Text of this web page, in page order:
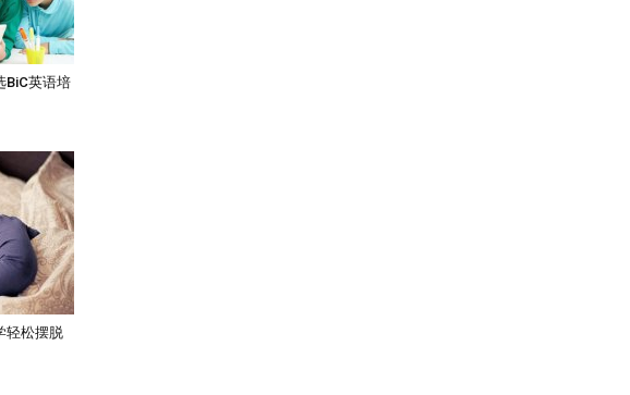
BiC英语培
轻松摆脱